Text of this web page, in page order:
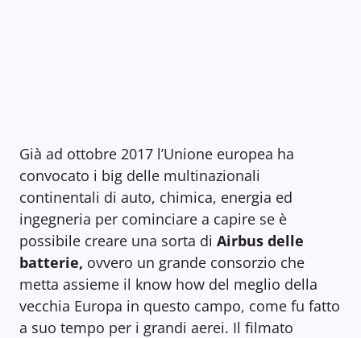
Già ad ottobre 2017 l’Unione europea ha
convocato i big delle multinazionali
continentali di auto, chimica, energia ed
ingegneria per cominciare a capire se è
possibile creare una sorta di Airbus delle
batterie, ovvero un grande consorzio che
metta assieme il know how del meglio della
vecchia Europa in questo campo, come fu fatto
a suo tempo per i grandi aerei. Il filmato